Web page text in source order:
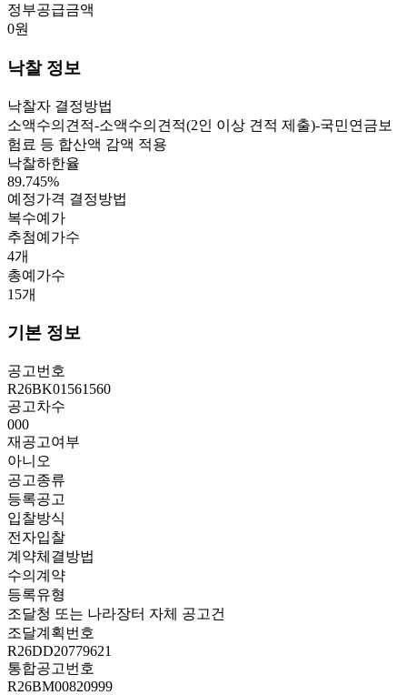
정부공급금액
0원
낙찰 정보
낙찰자 결정방법
소액수의견적-소액수의견적(2인 이상 견적 제출)-국민연금보
험료 등 합산액 감액 적용
낙찰하한율
89.745%
예정가격 결정방법
복수예가
추첨예가수
4개
총예가수
15개
기본 정보
공고번호
R26BK01561560
공고차수
000
재공고여부
아니오
공고종류
등록공고
입찰방식
전자입찰
계약체결방법
수의계약
등록유형
조달청 또는 나라장터 자체 공고건
조달계획번호
R26DD20779621
통합공고번호
R26BM00820999